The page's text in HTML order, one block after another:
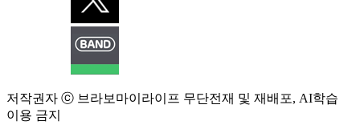
저작권자 ⓒ 브라보마이라이프 무단전재 및 재배포, AI학습
이용 금지